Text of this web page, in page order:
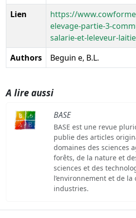
Lien
https://
elevage-partie-3-
salarie-et-leleveur-
Authors
Beguin e, B.L.
A lire aussi
BASE
BASE est une revue
publie des articles
domaines des sciences
forêts, de la nature et
sciences et des
l’environnement et de
industries.